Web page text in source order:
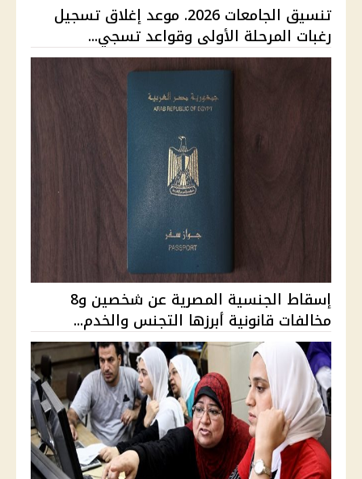
تنسيق الجامعات 2026. موعد إغلاق تسجيل
رغبات المرحلة الأولى وقواعد تسجي...
إسقاط الجنسية المصرية عن شخصين و8
مخالفات قانونية أبرزها التجنس والخدم...